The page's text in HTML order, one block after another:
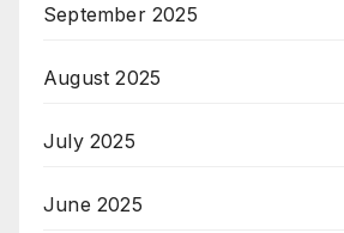
September 2025
August 2025
July 2025
June 2025